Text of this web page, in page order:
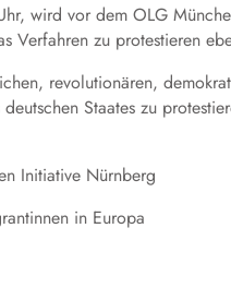
wird vor dem OLG
Verfahren zu protestieren
revolutionären,
Staates zu
Initiative Nürnberg
in Europa